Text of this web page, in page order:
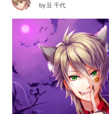
by豆 千代